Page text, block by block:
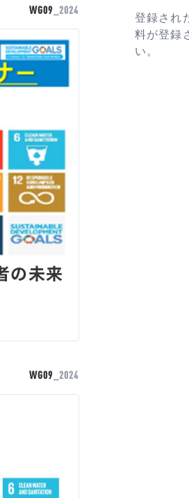
WG09 _2024
の未来
WG09 _2024
登録され
料が登録
い。